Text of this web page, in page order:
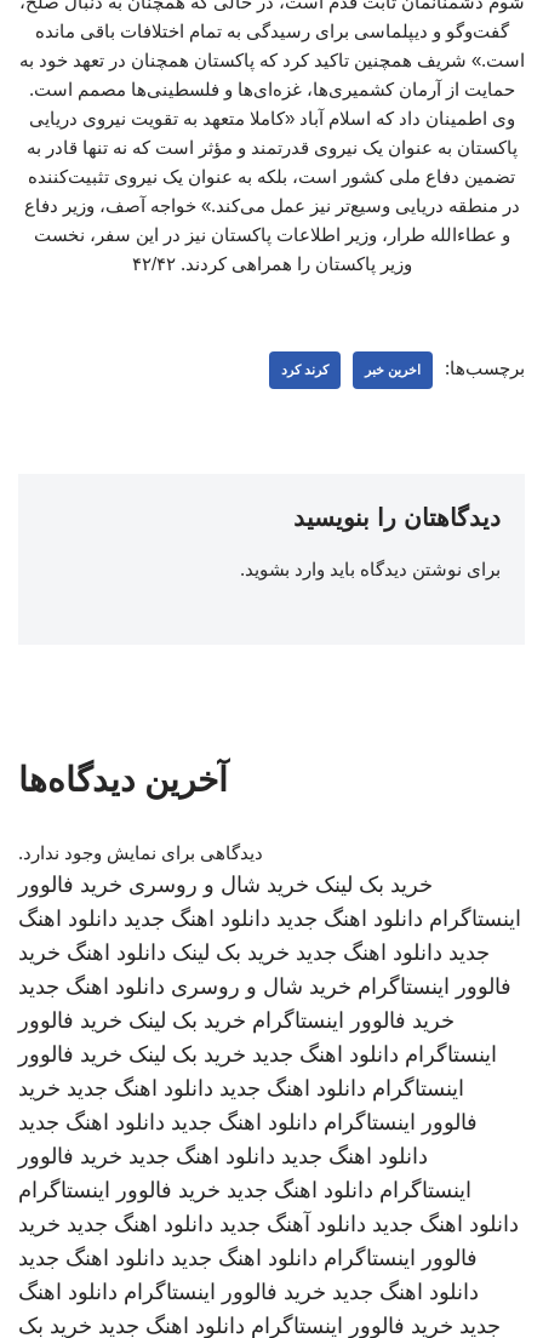
گفت‌وگو و دیپلماسی برای رسیدگی به تمام اختلافات باقی مانده
است.» شریف همچنین تاکید کرد که پاکستان همچنان در تعهد خود به
حمایت از آرمان کشمیری‌ها، غزه‌ای‌ها و فلسطینی‌ها مصمم است.
وی اطمینان داد که اسلام آباد «کاملا متعهد به تقویت نیروی دریایی
پاکستان به عنوان یک نیروی قدرتمند و مؤثر است که نه تنها قادر به
تضمین دفاع ملی کشور است، بلکه به عنوان یک نیروی تثبیت‌کننده
در منطقه دریایی وسیع‌تر نیز عمل می‌کند.» خواجه آصف، وزیر دفاع
و عطاءالله طرار، وزیر اطلاعات پاکستان نیز در این سفر، نخست
وزیر پاکستان را همراهی کردند. ۴۲/۴۲
برچسب‌ها: اخرین خبر کرند کرد
دیدگاهتان را بنویسید
برای نوشتن دیدگاه باید وارد بشوید.
آخرین دیدگاه‌ها
دیدگاهی برای نمایش وجود ندارد.
خرید بک لینک خرید شال و روسری خرید فالوور
اینستاگرام دانلود اهنگ جدید دانلود اهنگ جدید دانلود اهنگ
جدید دانلود اهنگ جدید خرید بک لینک دانلود اهنگ خرید
فالوور اینستاگرام خرید شال و روسری دانلود اهنگ جدید
خرید فالوور اینستاگرام خرید بک لینک خرید فالوور
اینستاگرام دانلود اهنگ جدید خرید بک لینک خرید فالوور
اینستاگرام دانلود اهنگ جدید دانلود اهنگ جدید خرید
فالوور اینستاگرام دانلود اهنگ جدید دانلود اهنگ جدید
دانلود اهنگ جدید دانلود اهنگ جدید خرید فالوور
اینستاگرام دانلود اهنگ جدید خرید فالوور اینستاگرام
دانلود اهنگ جدید دانلود آهنگ جدید دانلود اهنگ جدید خرید
فالوور اینستاگرام دانلود اهنگ جدید دانلود اهنگ جدید
دانلود اهنگ جدید خرید فالوور اینستاگرام دانلود اهنگ
جدید خرید فالوور اینستاگرام دانلود اهنگ جدید خرید بک